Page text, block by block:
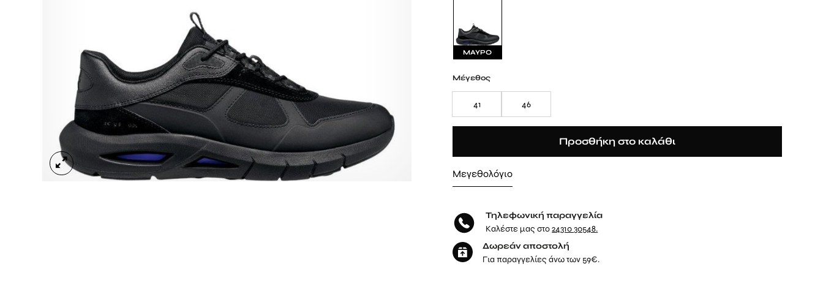
ΜΑΥΡΟ
Μέγεθος
41 46
Προσθήκη στο καλάθι
Μεγεθολόγιο
Τηλεφωνική παραγγελία
Καλέστε μας στο24310 30548.
Δωρεάν αποστολή
Για παραγγελίες άνω των 59€.